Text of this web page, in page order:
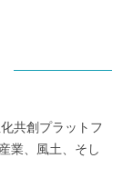
共創プラットフ
業、風土、そし